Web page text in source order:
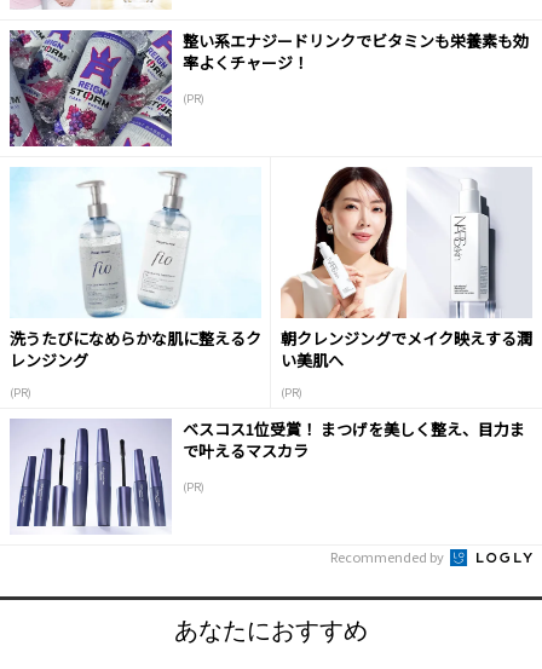
整い系エナジードリンクでビタミンも栄養素も効
率よくチャージ！
(PR)
洗うたびになめらかな肌に整えるク
レンジング
(PR)
朝クレンジングでメイク映えする潤
い美肌へ
(PR)
ベスコス1位受賞！ まつげを美しく整え、目力ま
で叶えるマスカラ
(PR)
Recommended by
あなたにおすすめ